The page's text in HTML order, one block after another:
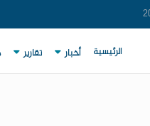
الرئيسية أخبار تقارير